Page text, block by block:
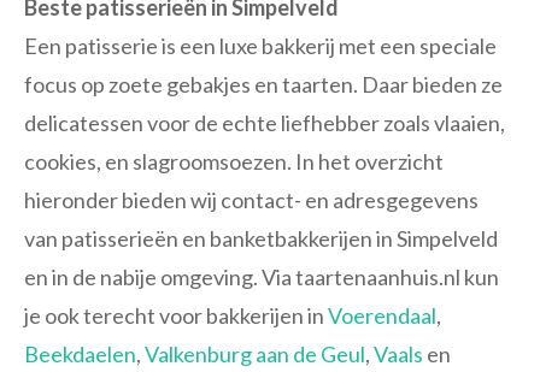
Beste patisserieën in Simpelveld
Een patisserie is een luxe bakkerij met een speciale
focus op zoete gebakjes en taarten. Daar bieden ze
delicatessen voor de echte liefhebber zoals vlaaien,
cookies, en slagroomsoezen. In het overzicht
hieronder bieden wij contact- en adresgegevens
van patisserieën en banketbakkerijen in Simpelveld
en in de nabije omgeving. Via taartenaanhuis.nl kun
je ook terecht voor bakkerijen inVoerendaal,
Beekdaelen,Valkenburg aan de Geul,Vaals en